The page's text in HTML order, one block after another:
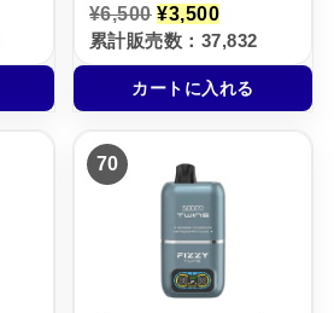
¥6,500 元
の
価
格
は
¥
0
で
し
た
。
¥3,500現
在
の
価
格
は
5
で
。
累計販売数：37,832
カートに入れる
70